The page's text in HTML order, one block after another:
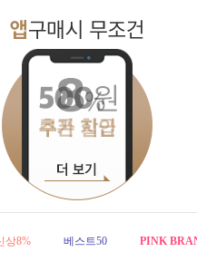
상8% 베스트50 PINK